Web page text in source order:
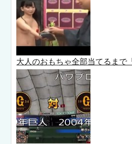
大人のおもちゃ全部当てるまで